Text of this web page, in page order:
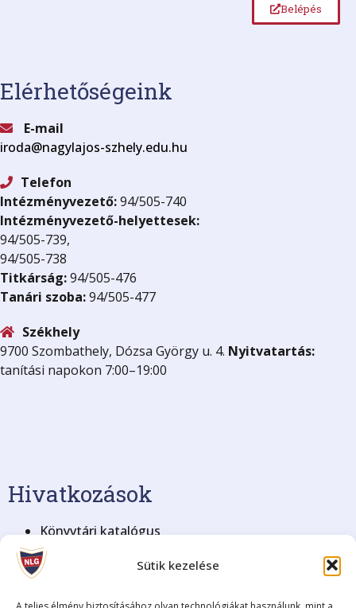
Sütik kezelése
Belépés
Elérhetőségeink
E-mail
iroda@nagylajos-szhely.edu.hu
Telefon
Intézményvezető:94/505-740
Intézményvezető-helyettesek:
94/505-739,
94/505-738
Titkárság:94/505-476
Tanári szoba:94/505-477
Székhely
9700 Szombathely, Dózsa György u. 4. Nyitvatartás:
tanítási napokon 7:00–19:00
Hivatkozások
Könyvtári katalógus
KRÉTA Elektronikus Napló
BME Nyelvvizsga